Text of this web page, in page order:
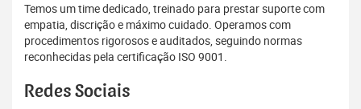
Temos um time dedicado, treinado para prestar suporte com
empatia, discrição e máximo cuidado. Operamos com
procedimentos rigorosos e auditados, seguindo normas
reconhecidas pela certificação ISO 9001.
Redes Sociais